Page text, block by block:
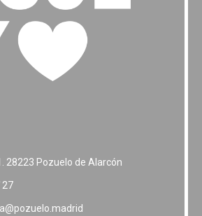
28223 Pozuelo de Alarcón
27